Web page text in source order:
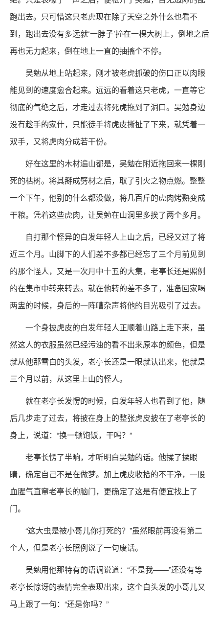
跑出去。只可惜这只老虎现在除了天空之外什么也看不
到，跑出去没有多远就‘一脖子’撞在一棵大树上，倒地之后
再也无力起来，倒在地上一直的抽搐个不停。
吴勉从地上站起来，刚才被老虎抓破的伤口正以肉眼
能见到的速度愈合起来。远远的看着这只老虎，一直等它
彻底的气绝之后，才走过去将死虎拖到了洞口。吴勉身边
没有趁手的家什，只能徒手将虎皮撕扯了下来，就凭着一
双手，又将虎肉分成若干份。
好在这里的木材遍山都是，吴勉在附近拖回来一棵刚
死的枯树。将其掰成劈材之后，取了引火之物点燃。整整
一个下午，他别的什么都没做，将几百斤的虎肉烤熟变成
干粮。凭着这些虎肉，让吴勉在山洞里多挨了两个多月。
自打那个怪异的白发年轻人上山之后，已经又过了将
近三个月。山脚下的人们差不多都已经忘了三个月前见到
的那个怪人，又是一次月中十五的大集，老亭长还是照例
的在集市中转来转去。就在他转的差不多了，准备回家喝
两盅的时候，身后的一阵嘈杂声将他的目光吸引了过去。
一个身披虎皮的白发年轻人正顺着山路上走下来，虽
然这人的衣服虽然已经污浊的看不出来原本的颜色，但是
就从他那雪白的头发，老亭长还是一眼就认出来，他就是
三个月以前，从这里上山的怪人。
就在老亭长发愣的时候，白发年轻人也看到了他，随
后几步走了过去，将披在身上的整张虎皮披在了老亭长的
身上，说道：“换一顿饱饭，干吗？”
老亭长愣了半晌，才听明白吴勉的话。他揉了揉眼
睛，确定自己不是在做梦。加上虎皮收拾的不干净，一股
血腥气直窜老亭长的脑门，更确定了这是有便宜找上了
门。
“这大虫是被小哥儿你打死的？”虽然眼前再没有第二
个人，但是老亭长照例说了一句废话。
吴勉用他那特有的语调说道：“不是我——”还没有等
老亭长惊讶的表情完全表现出来，这个白头发的小哥儿又
马上跟了一句：“还是你吗？”